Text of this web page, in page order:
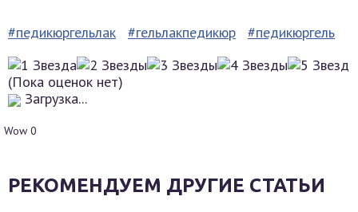
#педикюргельлак #гельлакпедикюр #педикюргель
(Пока оценок нет)
Загрузка...
Wow 0
РЕКОМЕНДУЕМ ДРУГИЕ СТАТЬИ